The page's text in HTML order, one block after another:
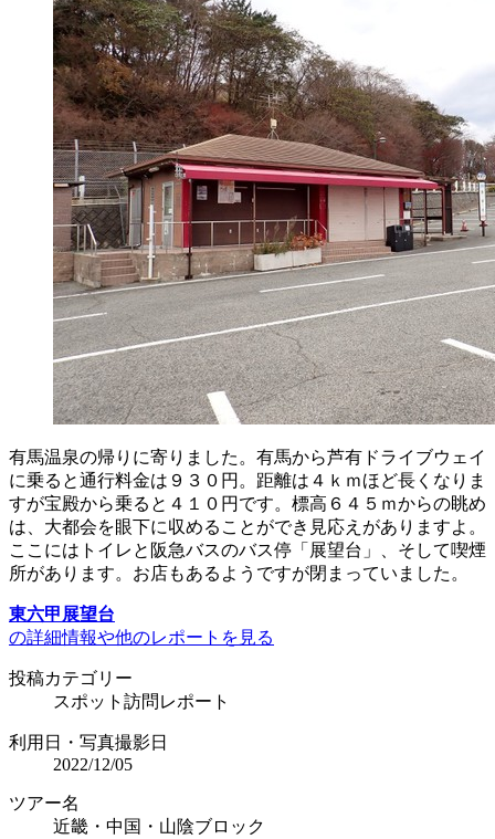
有馬温泉の帰りに寄りました。有馬から芦有ドライブウェイ
に乗ると通行料金は９３０円。距離は４ｋｍほど長くなりま
すが宝殿から乗ると４１０円です。標高６４５ｍからの眺め
は、大都会を眼下に収めることができ見応えがありますよ。
ここにはトイレと阪急バスのバス停「展望台」、そして喫煙
所があります。お店もあるようですが閉まっていました。
東六甲展望台
の詳細情報や他のレポートを見る
投稿カテゴリー
スポット訪問レポート
利用日・写真撮影日
2022/12/05
ツアー名
近畿・中国・山陰ブロック